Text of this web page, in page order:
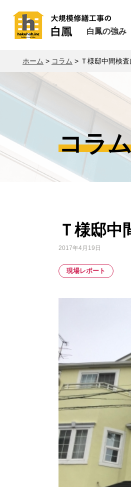
白鳳の強み
ホーム > コラム > Ｔ様邸中間検
コラ
Ｔ様邸中
2017年4月19日
現場レポート